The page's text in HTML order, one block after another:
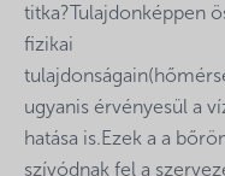
titka?Tulajdonképpen
fizikai
ugyanis érvényesül a
hatása is.Ezek a a
szívódnak fel a